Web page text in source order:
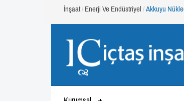
İnşaat Enerji Ve Endüstriyel Akkuyu